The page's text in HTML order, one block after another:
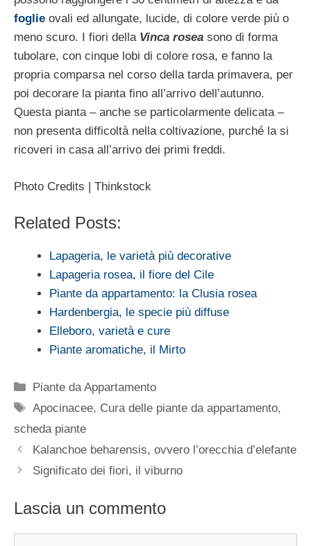
foglie ovali ed allungate, lucide, di colore verde più o
meno scuro. I fiori della Vinca rosea sono di forma
tubolare, con cinque lobi di colore rosa, e fanno la
propria comparsa nel corso della tarda primavera, per
poi decorare la pianta fino all’arrivo dell’autunno.
Questa pianta – anche se particolarmente delicata –
non presenta difficoltà nella coltivazione, purché la si
ricoveri in casa all’arrivo dei primi freddi.
Photo Credits | Thinkstock
Related Posts:
Lapageria, le varietà più decorative
Lapageria rosea, il fiore del Cile
Piante da appartamento: la Clusia rosea
Hardenbergia, le specie più diffuse
Elleboro, varietà e cure
Piante aromatiche, il Mirto
Categorie
Piante da Appartamento
Tag
Apocinacee, Cura delle piante da appartamento,
scheda piante
Kalanchoe beharensis, ovvero l’orecchia d’elefante
Significato dei fiori, il viburno
Lascia un commento